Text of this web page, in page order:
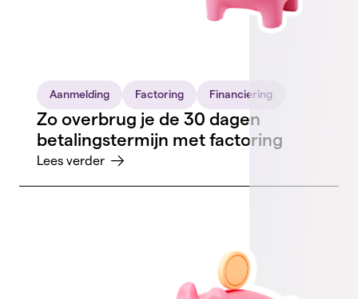
Aanmelding Factoring Financiering
Zo overbrug je de 30 dagen
betalingstermijn met factoring
Lees verder